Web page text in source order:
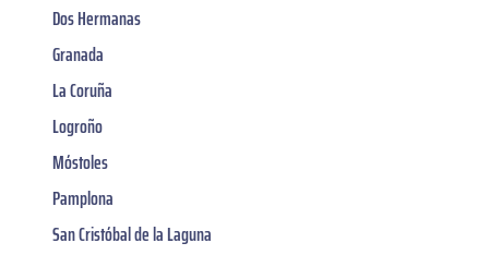
Dos Hermanas
Granada
La Coruña
Logroño
Móstoles
Pamplona
San Cristóbal de la Laguna